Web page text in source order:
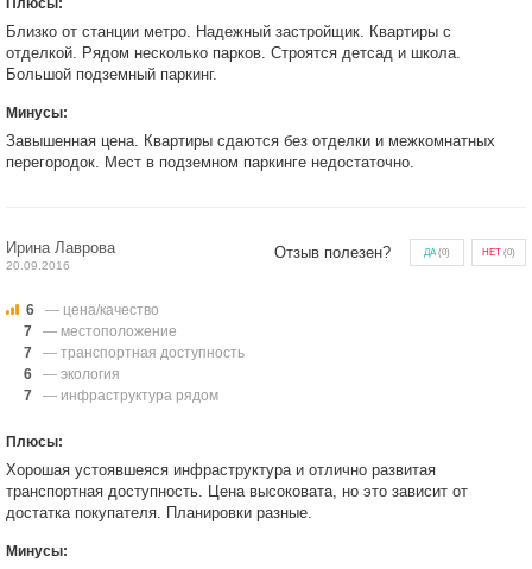
Плюсы:
Близко от станции метро. Надежный застройщик. Квартиры с
отделкой. Рядом несколько парков. Строятся детсад и школа.
Большой подземный паркинг.
Минусы:
Завышенная цена. Квартиры сдаются без отделки и межкомнатных
перегородок. Мест в подземном паркинге недостаточно.
Ирина Лаврова
20.09.2016
Отзыв полезен? ДА(0) НЕТ (0)
6
— цена/качество
7
— местоположение
7
— транспортная доступность
6
— экология
7
— инфраструктура рядом
Плюсы:
Хорошая устоявшеяся инфраструктура и отлично развитая
транспортная доступность. Цена высоковата, но это зависит от
достатка покупателя. Планировки разные.
Минусы: